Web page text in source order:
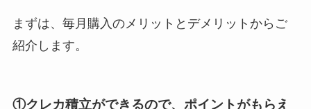
まずは、毎月購入のメリットとデメリットからご
紹介します。
①クレカ積立ができるので、ポイントがもらえ